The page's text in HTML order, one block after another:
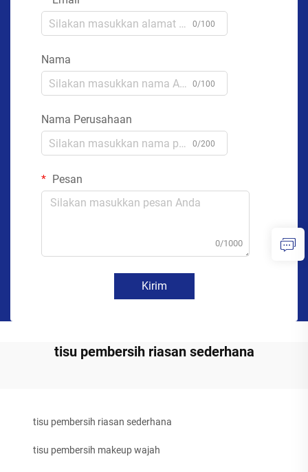
0/100
Nama
0/100
Nama Perusahaan
0/200
Pesan
0/1000
Kirim
tisu pembersih riasan sederhana
tisu pembersih riasan sederhana
tisu pembersih makeup wajah